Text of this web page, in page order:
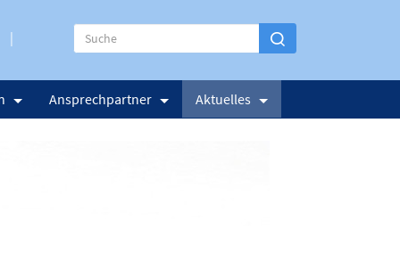
Ansprechpartner Aktuelles